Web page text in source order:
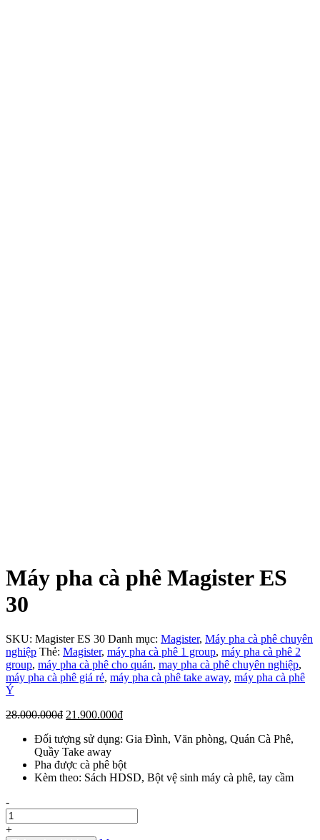
Máy pha cà phê Magister ES
30
SKU: Magister ES 30 Danh mục: Magister, Máy pha cà phê chuyên
nghiệp Thẻ: Magister, máy pha cà phê 1 group, máy pha cà phê 2
group, máy pha cà phê cho quán, may pha cà phê chuyên nghiệp,
máy pha cà phê giá rẻ, máy pha cà phê take away, máy pha cà phê
Ý
28.000.000đ Giá
là:
28.000.000đ.
21.900.000đGiá
tại
21.900.000đ.
Đối tượng sử dụng: Gia Đình, Văn phòng, Quán Cà Phê,
Quầy Take away
Pha được cà phê bột
Kèm theo: Sách HDSD, Bột vệ sinh máy cà phê, tay cầm
Số
lượng
-
+